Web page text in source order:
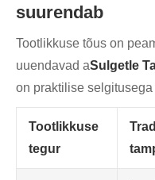
suurendab
Tootlikkuse tõus on
uuendavad aSulgetle
on praktilise
Tootlikkuse
tegur